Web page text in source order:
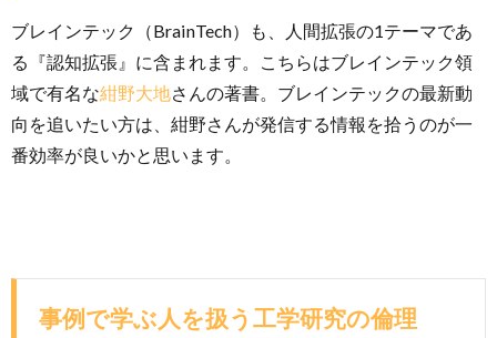
ブレインテック（BrainTech）も、人間拡張の1テーマであ
る『認知拡張』に含まれます。こちらはブレインテック領
域で有名な紺野大地さんの著書。ブレインテックの最新動
向を追いたい方は、紺野さんが発信する情報を拾うのが一
番効率が良いかと思います。
事例で学ぶ人を扱う工学研究の倫理